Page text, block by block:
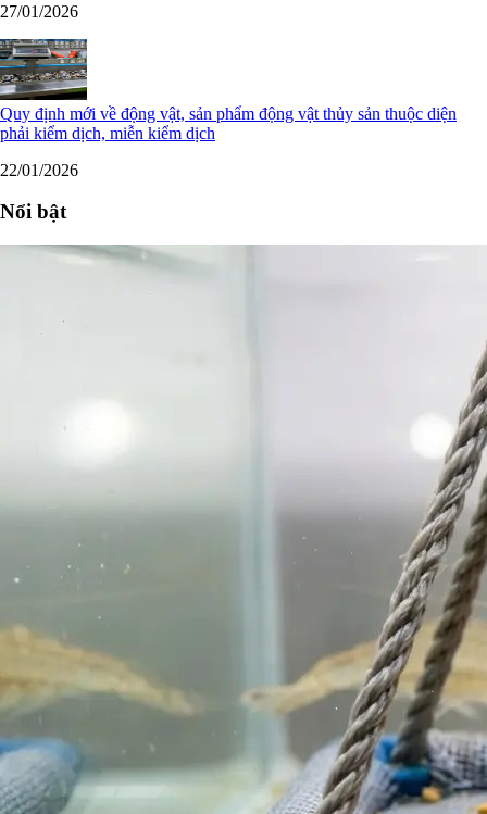
27/01/2026
Quy định mới về động vật, sản phẩm động vật thủy sản thuộc diện
phải kiểm dịch, miễn kiểm dịch
22/01/2026
Nổi bật